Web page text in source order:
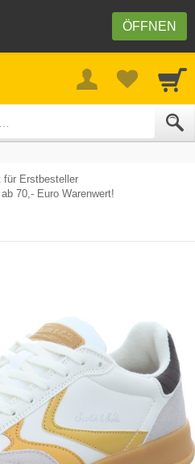
ÖFFNEN
für Erstbesteller
70,- Euro Warenwert!